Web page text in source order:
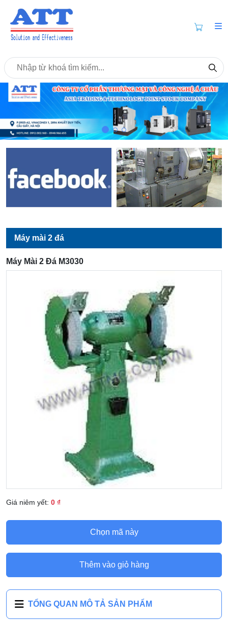
Máy mài 2 đá
Máy Mài 2 Đá M3030
Giá niêm yết: 0 ₫
Chọn mã này
Thêm vào giỏ hàng
TỔNG QUAN MÔ TẢ SẢN PHẨM